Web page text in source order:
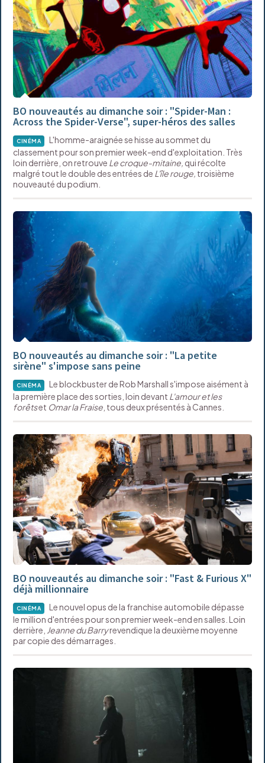
BO nouveautés au dimanche soir : "Spider-Man :
Across the Spider-Verse", super-héros des salles
CINÉMA
L'homme-araignée se hisse au sommet du
classement pour son premier week-end d'exploitation. Très
loin derrière, on retrouve Le croque-mitaine, qui récolte
malgré tout le double des entrées de L'île rouge, troisième
nouveauté du podium.
BO nouveautés au dimanche soir : "La petite
sirène" s'impose sans peine
CINÉMA
Le blockbuster de Rob Marshall s'impose aisément à
la première place des sorties, loin devant L'amour et les
forêtset Omar la Fraise , tous deux présentés à Cannes.
BO nouveautés au dimanche soir : "Fast & Furious X"
déjà millionnaire
CINÉMA
Le nouvel opus de la franchise automobile dépasse
le million d'entrées pour son premier week-end en salles. Loin
derrière, Jeanne du Barryrevendique la deuxième moyenne
par copie des démarrages.